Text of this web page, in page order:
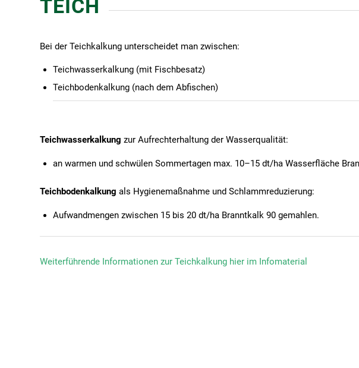
TEICH
Bei der Teichkalkung unterscheidet man zwischen:
Teichwasserkalkung (mit Fischbesatz)
Teichbodenkalkung (nach dem Abfischen)
Teichwasserkalkung zur Aufrechterhaltung der Wasserqualität:
an warmen und schwülen Sommertagen max. 10–15 dt/ha Wasserfläche
Teichbodenkalkung als Hygienemaßnahme und Schlammreduzierung:
Aufwandmengen zwischen 15 bis 20 dt/ha Branntkalk 90 gemahlen.
Weiterführende Informationen zur Teichkalkung hier im Infomaterial